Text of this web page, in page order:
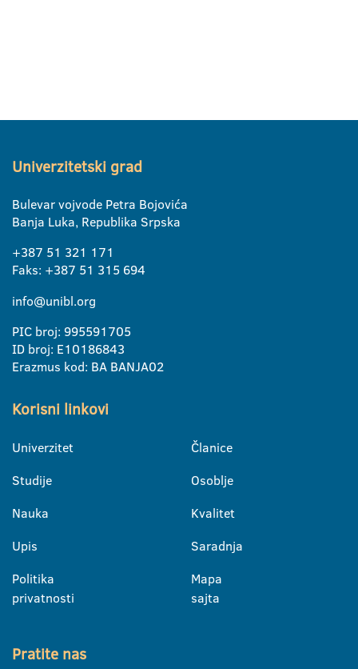
Univerzitetski grad
Bulevar vojvode Petra Bojovića
Banja Luka, Republika Srpska
+387 51 321 171
Faks: +387 51 315 694
info@unibl.org
PIC broj: 995591705
ID broj: E10186843
Erazmus kod: BA BANJA02
Korisni linkovi
Univerzitet
Studije
Nauka
Upis
Politika
privatnosti
Članice
Osoblje
Kvalitet
Saradnja
Mapa
sajta
Pratite nas